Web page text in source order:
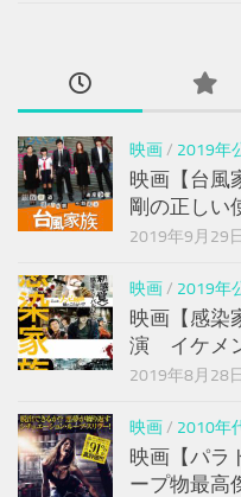
映画/ 2019年
映画【台風
剛の正しい
2019年9月29日
映画/ 2019年
映画【感染
演 イケメ
2019年8月28日
映画/ 2010年
映画【パラ
ープ物最高